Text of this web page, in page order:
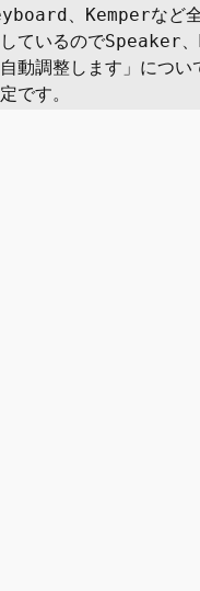
、Kemperなど
しているので
動調整します」につ
です。